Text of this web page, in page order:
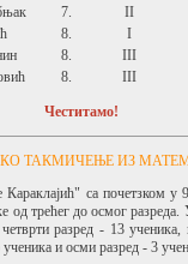
7.
II
8.
I
8.
III
8. III
Честитамо!
ТАКМИЧЕЊЕ ИЗ
са почетзком у
од трећег до осмог
разред - 13
и осми разред - 3